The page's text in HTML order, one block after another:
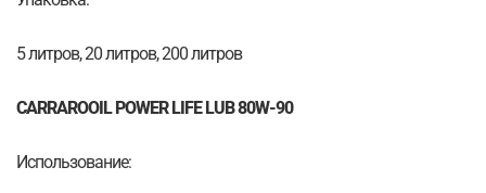
5 литров, 20 литров, 200 литров
CARRAROOIL POWER LIFE LUB 80W-90
Использование: